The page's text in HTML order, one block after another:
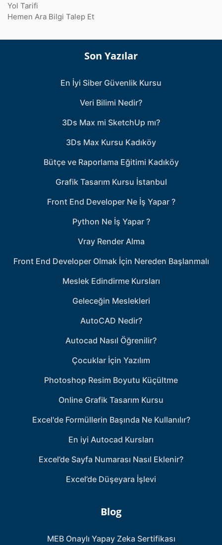
Yol Tarifi
Hemen Ara Bilgi Talep Et
Son Yazılar
En İyi Siber Güvenlik Kursu
Veri Bilimi Nedir?
3Ds Max mi SketchUp mı?
3Ds Max Kursu Kadıköy
Bütçe ve Raporlama Eğitimi Kadıköy
Grafik Tasarım Kursu İstanbul
Front End Developer Ne İş Yapar ?
Python Ne İş Yapar ?
Vray Render Alma
Front End Developer Olmak İçin Nereden Başlanmalı
Meslek Edindirme Kursları
Geleceğin Meslekleri
AutoCAD Nedir?
Autocad Nasıl Öğrenilir?
Çocuklar İçin Yazılım
Photoshop Resim Boyutu Küçültme
Online Grafik Tasarım Kursu
Excel'de Formüllerin Başında Ne Kullanılır?
En iyi Autocad Kursları
Excel’de Sayfa Numarası Nasıl Eklenir?
Excel’de Düşeyara İşlevi
Blog
MEB Onaylı Yapay Zeka Sertifikası